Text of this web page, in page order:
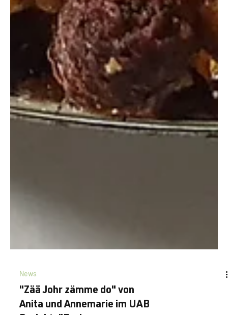
News
"Zää Johr zämme do" von